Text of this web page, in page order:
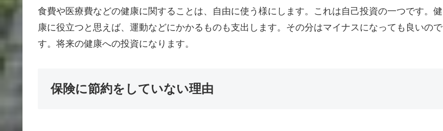
食費や医療費などの健康に関することは、自由に使う様にします。これは自己投資の一つです。健
康に役立つと思えば、運動などにかかるものも支出します。その分はマイナスになっても良いので
す。将来の健康への投資になります。
保険に節約をしていない理由